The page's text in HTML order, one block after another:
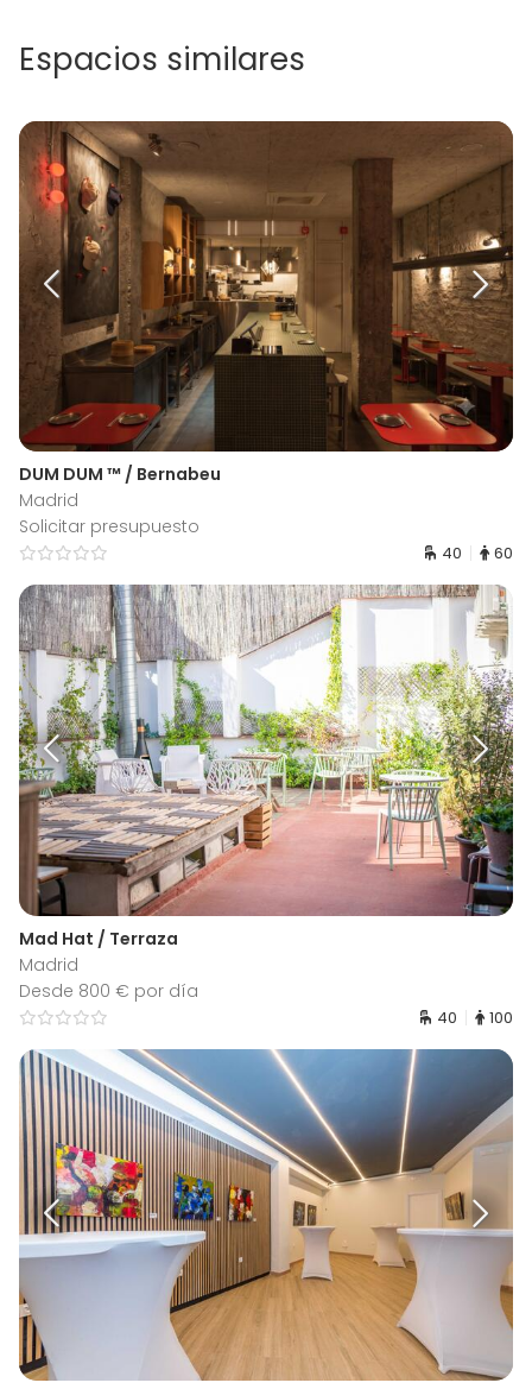
Espacios similares
DUM DUM ™ / Bernabeu
Madrid
Solicitar presupuesto
40 60
Mad Hat / Terraza
Madrid
Desde 800 € por día
40 100